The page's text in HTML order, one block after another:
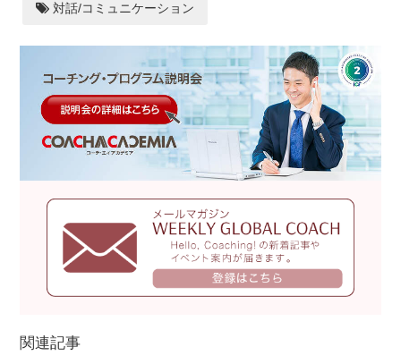
対話/コミュニケーション
関連記事